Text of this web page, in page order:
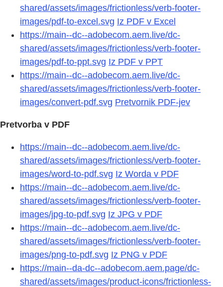
shared/assets/images/frictionless/verb-footer-
images/pdf-to-excel.svg Iz PDF v Excel
https://main--dc--adobecom.aem.live/dc-
shared/assets/images/frictionless/verb-footer-
images/pdf-to-ppt.svg Iz PDF v PPT
https://main--dc--adobecom.aem.live/dc-
shared/assets/images/frictionless/verb-footer-
images/convert-pdf.svg Pretvornik PDF-jev
Pretvorba v PDF
https://main--dc--adobecom.aem.live/dc-
shared/assets/images/frictionless/verb-footer-
images/word-to-pdf.svg Iz Worda v PDF
https://main--dc--adobecom.aem.live/dc-
shared/assets/images/frictionless/verb-footer-
images/jpg-to-pdf.svg Iz JPG v PDF
https://main--dc--adobecom.aem.live/dc-
shared/assets/images/frictionless/verb-footer-
images/png-to-pdf.svg Iz PNG v PDF
https://main--da-dc--adobecom.aem.page/dc-
shared/assets/images/product-icons/frictionless-